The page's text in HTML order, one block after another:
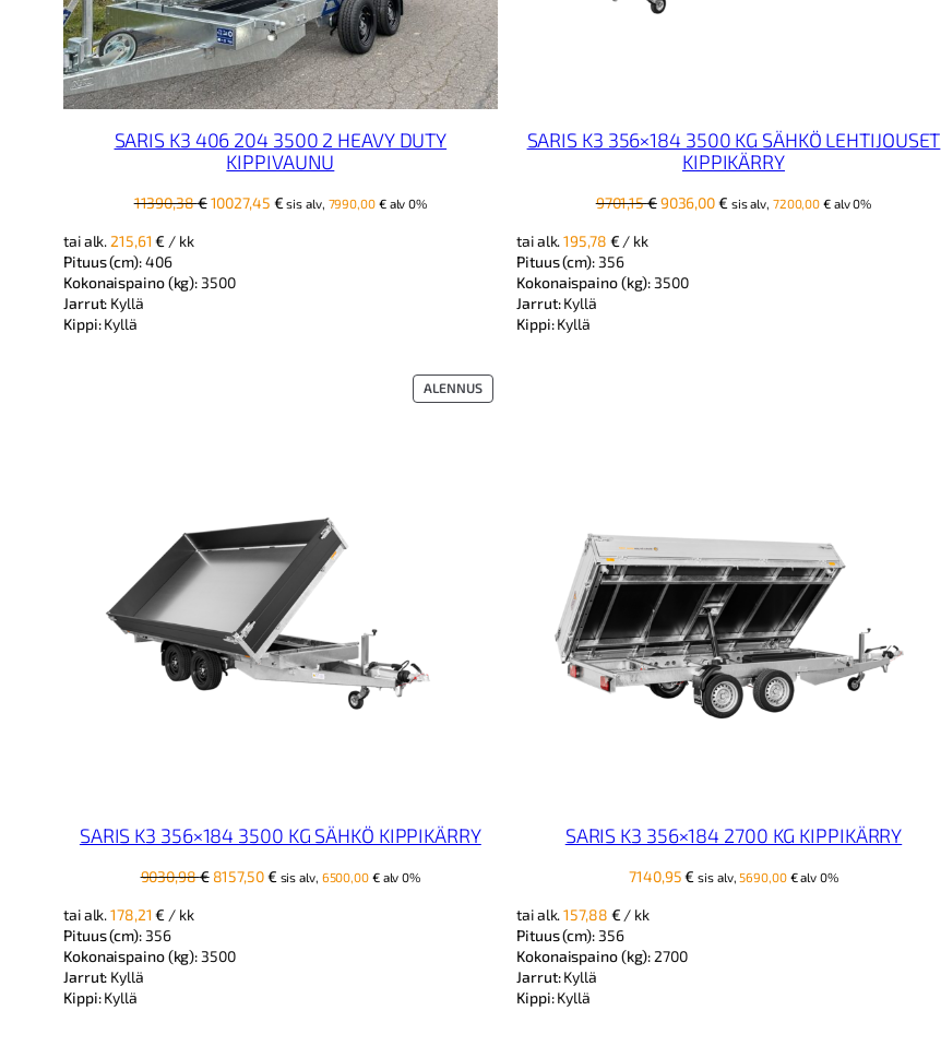
SARIS K3 406 204 3500 2 HEAVY DUTY
KIPPIVAUNU
11390,38€Alkuperäinen
10027,45 €Nykyinen
sis alv, 7990,00 €alv 0%
tai alk. 215,61€ / kk
Pituus (cm):406
Kokonaispaino (kg): 3500
Jarrut: Kyllä
Kippi:Kyllä
SARIS K3 356×184 3500 KG SÄHKÖ LEHTIJOUSET
KIPPIKÄRRY
9701,15€Alkuperäinen
9036,00€Nykyinen
sis alv, 7200,00€alv 0%
tai alk.195,78 € / kk
Pituus (cm): 356
Kokonaispaino (kg): 3500
Jarrut:Kyllä
Kippi:Kyllä
ALENNUSTUOTE
ALENNUKSESSA
SARIS K3 356×184 3500 KG SÄHKÖ KIPPIKÄRRY
9030,98€ Alkuperäinen
8157,50€Nykyinen
sis alv, 6500,00 €alv 0%
tai alk.178,21€ / kk
Pituus (cm): 356
Kokonaispaino (kg): 3500
Jarrut: Kyllä
Kippi:Kyllä
SARIS K3 356×184 2700 KG KIPPIKÄRRY
7140,95€ sis alv, 5690,00 €alv 0%
tai alk.157,88 € / kk
Pituus (cm): 356
Kokonaispaino (kg): 2700
Jarrut:Kyllä
Kippi:Kyllä